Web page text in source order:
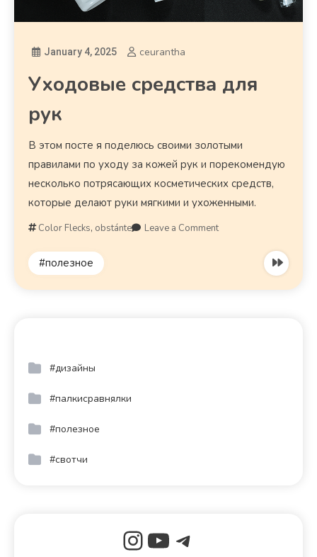
January 4, 2025 ceurantha
Уходовые средства для
рук
В этом посте я поделюсь своими золотыми
правилами по уходу за кожей рук и порекомендую
несколько потрясающих косметических средств,
которые делают руки мягкими и ухоженными.
Color Flecks, obstánte Leave a Comment
#полезное
#дизайны
#палкисравнялки
#полезное
#свотчи